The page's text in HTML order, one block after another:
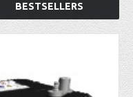
BESTSELLERS